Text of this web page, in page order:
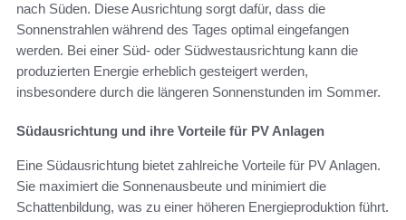
nach Süden. Diese Ausrichtung sorgt dafür, dass die
Sonnenstrahlen während des Tages optimal eingefangen
werden. Bei einer Süd- oder Südwestausrichtung kann die
produzierten Energie erheblich gesteigert werden,
insbesondere durch die längeren Sonnenstunden im Sommer.
Südausrichtung und ihre Vorteile für PV Anlagen
Eine Südausrichtung bietet zahlreiche Vorteile für PV Anlagen.
Sie maximiert die Sonnenausbeute und minimiert die
Schattenbildung, was zu einer höheren Energieproduktion führt.